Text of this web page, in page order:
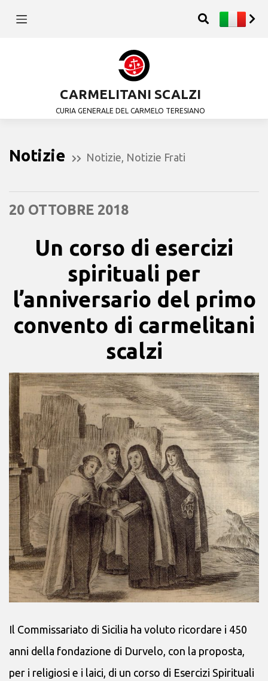
CARMELITANI SCALZI
CURIA GENERALE DEL CARMELO TERESIANO
Notizie Notizie Notizie Frati
20 OTTOBRE 2018
Un corso di esercizi
spirituali per
l’anniversario del primo
convento di carmelitani
scalzi
Il Commissariato di Sicilia ha voluto ricordare i 450
anni della fondazione di Durvelo, con la proposta,
per i religiosi e i laici, di un corso di Esercizi Spirituali